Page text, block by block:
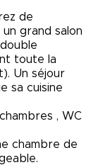
de
grand salon
toute la
Un séjour
sa cuisine
, WC
chambre de